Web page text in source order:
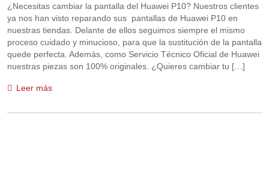
¿Necesitas cambiar la pantalla del Huawei P10? Nuestros clientes
ya nos han visto reparando sus pantallas de Huawei P10 en
nuestras tiendas. Delante de ellos seguimos siempre el mismo
proceso cuidado y minucioso, para que la sustitución de la pantalla
quede perfecta. Además, como Servicio Técnico Oficial de Huawei
nuestras piezas son 100% originales. ¿Quieres cambiar tu […]
Leer más